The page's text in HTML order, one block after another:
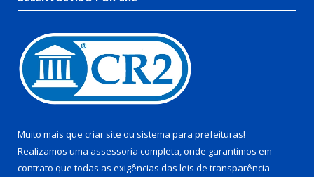
Muito mais que criar site ou sistema para prefeituras!
Realizamos uma assessoria completa, onde garantimos em
contrato que todas as exigências das leis de transparência